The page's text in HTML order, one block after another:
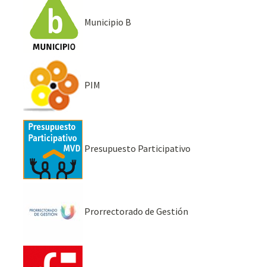
Municipio B
PIM
Presupuesto Participativo
Prorrectorado de Gestión